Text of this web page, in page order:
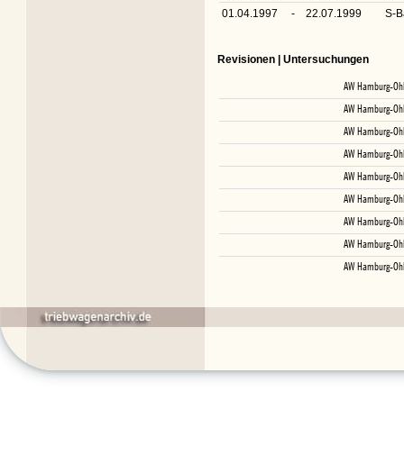
01.04.1997
- 22.07.1999 S-
Revisionen | Untersuchungen
AW Hamburg-
AW Hamburg-
AW Hamburg-
AW Hamburg-
AW Hamburg-
AW Hamburg-
AW Hamburg-
AW Hamburg-
AW Hamburg-